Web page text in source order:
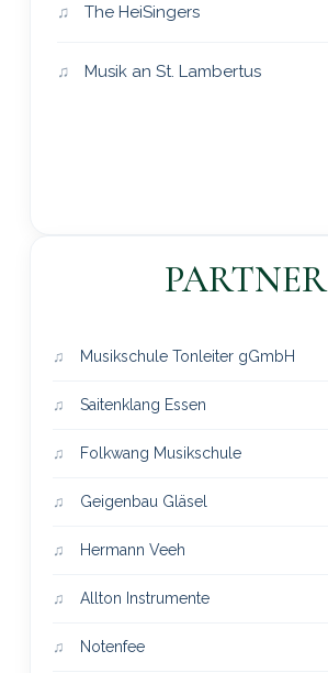
The HeiSingers
Musik an St. Lambertus
PARTNER
Musikschule Tonleiter gGmbH
Saitenklang Essen
Folkwang Musikschule
Geigenbau Gläsel
Hermann Veeh
Allton Instrumente
Notenfee